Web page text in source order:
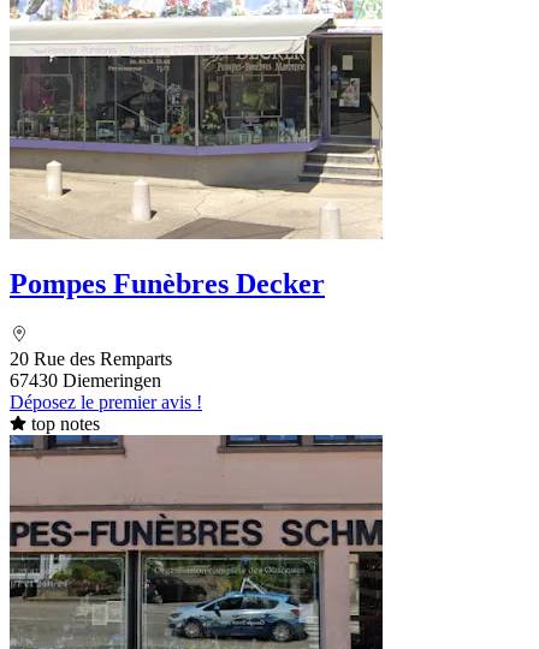
Pompes Funèbres Decker
20 Rue des Remparts
67430 Diemeringen
Déposez le premier avis !
top notes